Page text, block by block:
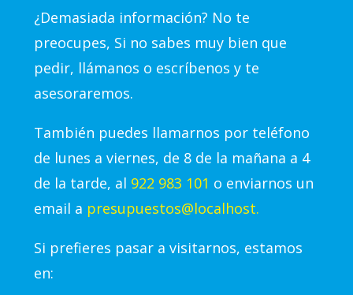
¿Demasiada información? No te
preocupes, Si no sabes muy bien que
pedir, llámanos o escríbenos y te
asesoraremos.
También puedes llamarnos por teléfono
de lunes a viernes, de 8 de la mañana a 4
de la tarde, al 922 983 101 o enviarnos un
email a presupuestos@localhost.
Si prefieres pasar a visitarnos, estamos
en: